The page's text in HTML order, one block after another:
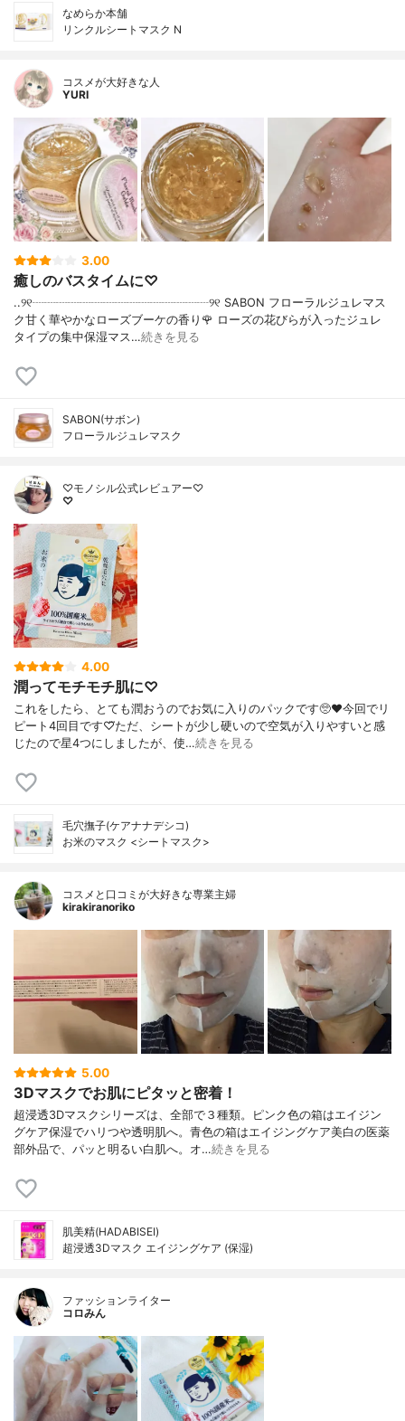
なめらか本舗
リンクルシートマスク N
コスメが大好きな人
YURI
3.00
癒しのバスタイムに♡
..୨୧┈┈┈┈┈┈┈┈┈┈┈┈┈┈┈୨୧ SABON フローラルジュレマス
ク甘く華やかなローズブーケの香り🌹 ローズの花びらが入ったジュレ
タイプの集中保湿マス…続きを見る
SABON(サボン)
フローラルジュレマスク
♡モノシル公式レビュアー♡
♡
4.00
潤ってモチモチ肌に♡
これをしたら、とても潤おうのでお気に入りのパックです🥺❤今回でリ
ピート4回目です♡⃛ただ、シートが少し硬いので空気が入りやすいと感
じたので星4つにしましたが、使…続きを見る
毛穴撫子(ケアナナデシコ)
お米のマスク <シートマスク>
コスメと口コミが大好きな専業主婦
kirakiranoriko
5.00
3Dマスクでお肌にピタッと密着！
超浸透3Dマスクシリーズは、全部で３種類。ピンク色の箱はエイジン
グケア保湿でハリつや透明肌へ。青色の箱はエイジングケア美白の医薬
部外品で、パッと明るい白肌へ。オ…続きを見る
肌美精(HADABISEI)
超浸透3Dマスク エイジングケア (保湿)
ファッションライター
コロみん